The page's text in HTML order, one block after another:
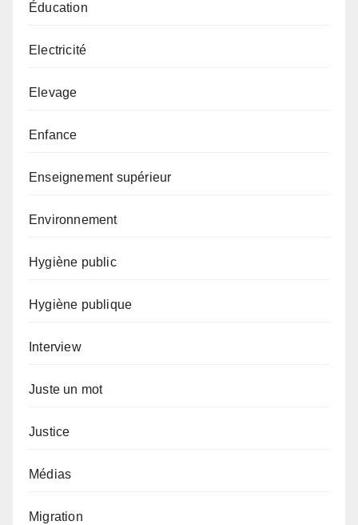
Éducation
Electricité
Elevage
Enfance
Enseignement supérieur
Environnement
Hygiène public
Hygiène publique
Interview
Juste un mot
Justice
Médias
Migration